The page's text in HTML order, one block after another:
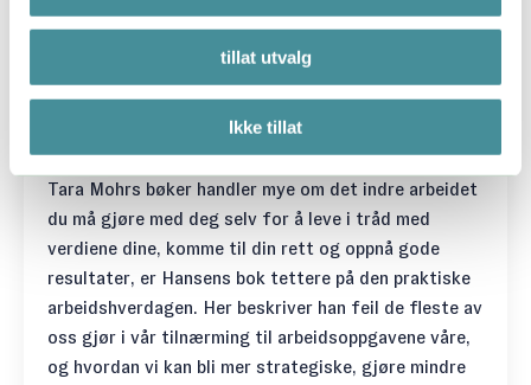
tillat utvalg
Ikke tillat
Morten T. Hansen er professor i ledelse ved
født og oppvokst i Norge, men bor altså nå i USA. I
boken beskriver han syv arbeidsmåter som bidrar til
at du jobber “smartere” (et begrep jeg har litt
problemer med, men la gå). Mens Stephen Covey og
Tara Mohrs bøker handler mye om det indre arbeidet
du må gjøre med deg selv for å leve i tråd med
verdiene dine, komme til din rett og oppnå gode
resultater, er Hansens bok tettere på den praktiske
arbeidshverdagen. Her beskriver han feil de fleste av
oss gjør i vår tilnærming til arbeidsoppgavene våre,
og hvordan vi kan bli mer strategiske, gjøre mindre